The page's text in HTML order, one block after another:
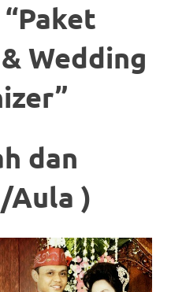
.
Wedding
dan
Aula )